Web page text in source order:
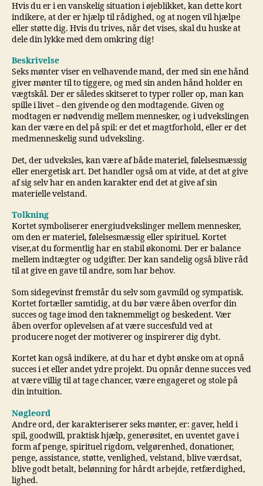
Hvis du er i en vanskelig situation i øjeblikket, kan dette kort
indikere, at der er hjælp til rådighed, og at nogen vil hjælpe
eller støtte dig. Hvis du trives, når det vises, skal du huske at
dele din lykke med dem omkring dig!
Beskrivelse
Seks mønter viser en velhavende mand, der med sin ene hånd
giver mønter til to tiggere, og med sin anden hånd holder en
vægtskål. Der er således skitseret to typer roller op, man kan
spille i livet – den givende og den modtagende. Given og
modtagen er nødvendig mellem mennesker, og i udvekslingen
kan der være en del på spil: er det et magtforhold, eller er det
medmenneskelig sund udveksling.
Det, der udveksles, kan være af både materiel, følelsesmæssig
eller energetisk art. Det handler også om at vide, at det at give
af sig selv har en anden karakter end det at give af sin
materielle velstand.
Tolkning
Kortet symboliserer energiudvekslinger mellem mennesker,
om den er materiel, følelsesmæssig eller spirituel. Kortet
viser,at du formentlig har en stabil økonomi. Der er balance
mellem indtægter og udgifter. Der kan sandelig også blive råd
til at give en gave til andre, som har behov.
Som sidegevinst fremstår du selv som gavmild og sympatisk.
Kortet fortæller samtidig, at du bør være åben overfor din
succes og tage imod den taknemmeligt og beskedent. Vær
åben overfor oplevelsen af at være succesfuld ved at
producere noget der motiverer og inspirerer dig dybt.
Kortet kan også indikere, at du har et dybt ønske om at opnå
succes i et eller andet ydre projekt. Du opnår denne succes ved
at være villig til at tage chancer, være engageret og stole på
din intuition.
Nøgleord
Andre ord, der karakteriserer seks mønter, er: gaver, held i
spil, goodwill, praktisk hjælp, generøsitet, en uventet gave i
form af penge, spirituel rigdom, velgørenhed, donationer,
penge, assistance, støtte, venlighed, velstand, blive værdsat,
blive godt betalt, belønning for hårdt arbejde, retfærdighed,
lighed.